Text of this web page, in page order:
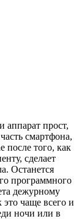
аппарат прост,
смартфона,
после того, как
сделает
Останется
программного
дежурному
это чаще всего и
ночи или в